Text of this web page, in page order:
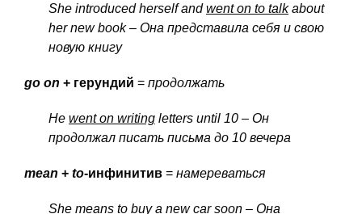
She introduced herself andwent on to talkabout
her new book – Она представила себя и свою
новую книгу
go on + герундий = продолжать
He went on writing letters until 10 – Он
продолжал писать письма до 10 вечера
mean + to-инфинитив = намереваться
She means to buya new car soon – Она